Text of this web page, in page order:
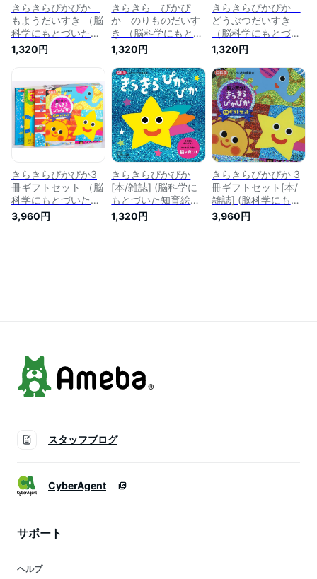
きらきらぴかぴか
もようだいすき （脳
科学にもとづいた知
育絵本5） [ 瀧靖之 ]
1,320円
きらきら ぴかぴ
か のりものだいす
き （脳科学にもとづ
いた知育絵本8） [
瀧靖之 ]
1,320円
きらきらぴかぴか
どうぶつだいすき
（脳科学にもとづい
た知育絵本） [ 瀧靖
之 ]
1,320円
きらきらぴかぴか3
冊ギフトセット （脳
科学にもとづいた知
育絵本） [ 瀧靖之 ]
3,960円
きらきらぴかぴか
[本/雑誌] (脳科学に
もとづいた知育絵本)
/ 瀧靖之/監修 あかい
しゆみ/絵
1,320円
きらきらぴかぴか 3
冊ギフトセット[本/
雑誌] (脳科学にもと
づいた知育絵本) / 瀧
靖之あかいしゆみ
3,960円
スタッフブログ
CyberAgent
サポート
ヘルプ